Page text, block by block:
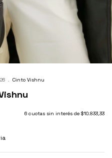
. Cinto Vishnu
6 cuotas sin interés de $10.833,33